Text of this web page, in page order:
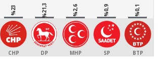
%23
CHP
%21,3
DP
%2,6
MHP
%0,9
SP
%0,1
BTP